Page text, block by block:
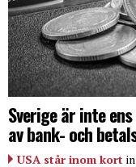
Sverige är inte
av bank- och
USA står inom kort